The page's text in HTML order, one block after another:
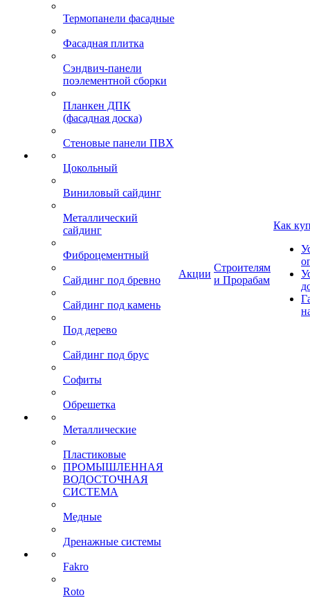
Термопанели фасадные
Фасадная плитка
Сэндвич-панели
поэлементной сборки
Планкен ДПК
(фасадная доска)
Стеновые панели ПВХ
Цокольный
Виниловый сайдинг
Металлический
сайдинг
Фиброцементный
Сайдинг под бревно
Сайдинг под камень
Под дерево
Сайдинг под брус
Софиты
Обрешетка
Металлические
Пластиковые
ПРОМЫШЛЕННАЯ
ВОДОСТОЧНАЯ
СИСТЕМА
Медные
Дренажные системы
Fakro
Roto
Акции
Строителям
и Прорабам
Как